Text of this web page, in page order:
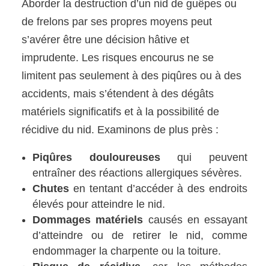
Aborder la destruction d’un nid de guêpes ou
de frelons par ses propres moyens peut
s’avérer être une décision hâtive et
imprudente. Les risques encourus ne se
limitent pas seulement à des piqûres ou à des
accidents, mais s’étendent à des dégâts
matériels significatifs et à la possibilité de
récidive du nid. Examinons de plus près :
Piqûres douloureusesqui peuvent
entraîner des réactions allergiques sévères.
Chutes en tentant d’accéder à des endroits
élevés pour atteindre le nid.
Dommages matériels causés en essayant
d’atteindre ou de retirer le nid, comme
endommager la charpente ou la toiture.